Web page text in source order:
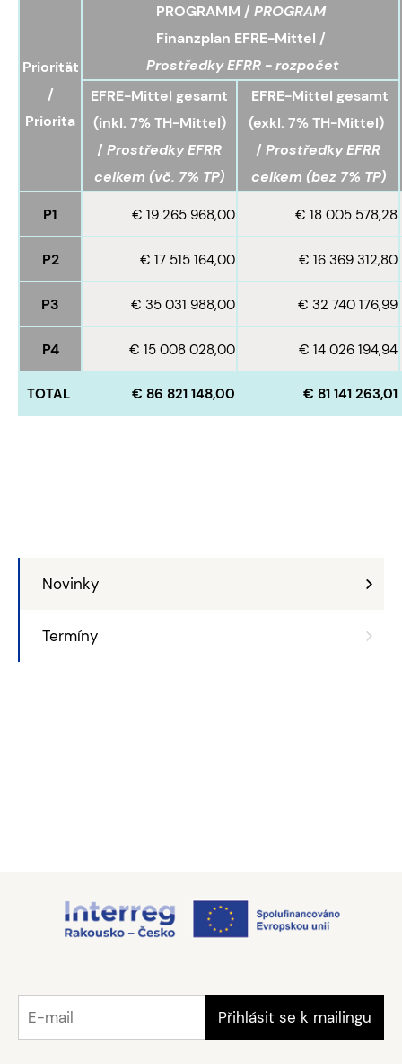
Novinky
Termíny
Priorität
/
Priorita
PROGRAMM / PROGRAM
Finanzplan EFRE-Mittel /
Prostředky EFRR - rozpočet
EFRE-Mittel gesamt
(inkl. 7% TH-Mittel)
/ Prostředky EFRR
celkem (vč. 7% TP)
EFRE-Mittel gesamt
(exkl. 7% TH-Mittel)
/ Prostředky EFRR
celkem (bez 7% TP)
P1
€ 19 265 968,00 € 18 005 578,28
P2 € 17 515 164,00 € 16 369 312,80
P3 € 35 031 988,00 € 32 740 176,99
P4 € 15 008 028,00 € 14 026 194,94
TOTAL € 86 821 148,00 € 81 141 263,01